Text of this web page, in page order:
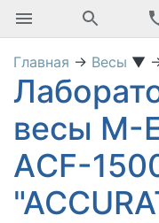
Главная → Весы ▼
весы M-
АCF-